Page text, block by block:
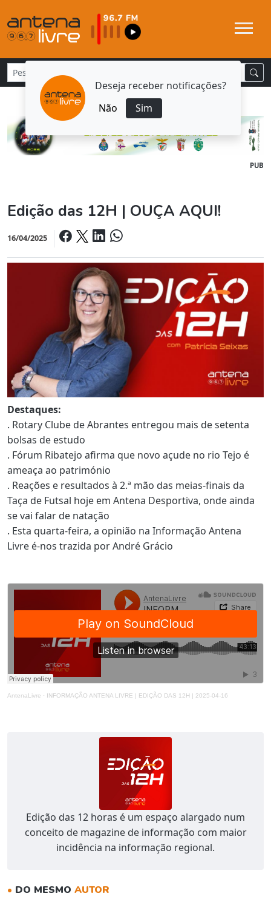
Deseja receber notificações?
Não
Sim
PUB
Edição das 12 horas é um espaço alargado num
conceito de magazine de informação com maior
incidência na informação regional.
• DO MESMO AUTOR
Edição das 12H | OUÇA AQUI!
16/04/2025
Destaques:
. Rotary Clube de Abrantes entregou mais de setenta
bolsas de estudo
. Fórum Ribatejo afirma que novo açude no rio Tejo é
ameaça ao património
. Reações e resultados à 2.ª mão das meias-finais da
Taça de Futsal hoje em Antena Desportiva, onde ainda
se vai falar de natação
. Esta quarta-feira, a opinião na Informação Antena
Livre é-nos trazida por André Grácio
AntenaLivre · INFORMAÇÃO ANTENA LIVRE | EDIÇÃO DAS 12H | 2025-04-16